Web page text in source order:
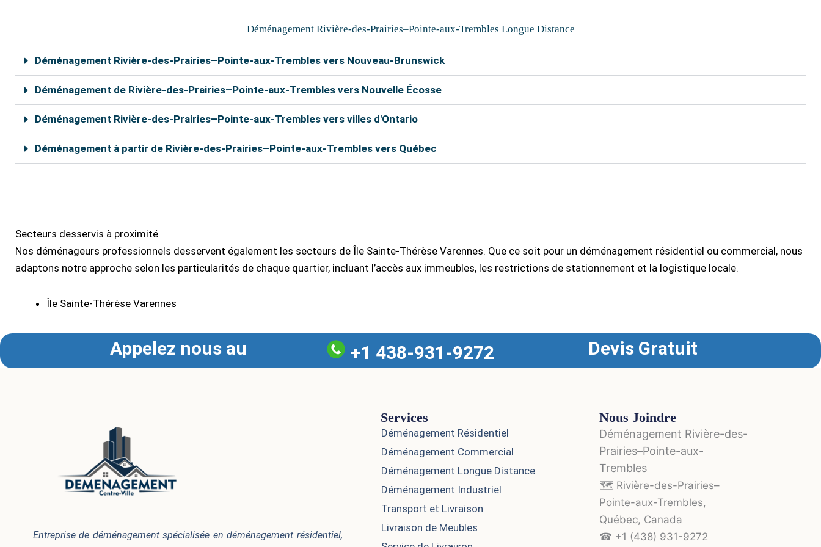
s
a
Déménagement Rivière-des-Prairies–Pointe-aux-Trembles Longue Distance
Déménagement Rivière-des-Prairies–Pointe-aux-Trembles vers Nouveau-Brunswick
Déménagement de Rivière-des-Prairies–Pointe-aux-Trembles vers Nouvelle Écosse
Déménagement Rivière-des-Prairies–Pointe-aux-Trembles vers villes d'Ontario
Déménagement à partir de Rivière-des-Prairies–Pointe-aux-Trembles vers Québec
Secteurs desservis à proximité
Nos déménageurs professionnels desservent également les secteurs de Île Sainte-Thérèse Varennes. Que ce soit pour un déménagement résidentiel ou commercial, nous
adaptons notre approche selon les particularités de chaque quartier, incluant l’accès aux immeubles, les restrictions de stationnement et la logistique locale.
Île Sainte-Thérèse Varennes
Appelez nous au +1 438-931-9272 Devis Gratuit
Entreprise de déménagement spécialisée en déménagement résidentiel,
Services
Déménagement Résidentiel
Déménagement Commercial
Déménagement Longue Distance
Déménagement Industriel
Transport et Livraison
Livraison de Meubles
Nous Joindre
Déménagement Rivière-des-
Prairies–Pointe-aux-
Trembles
🗺️ Rivière-des-Prairies–
Pointe-aux-Trembles,
Québec, Canada
☎ +1 (438) 931-9272